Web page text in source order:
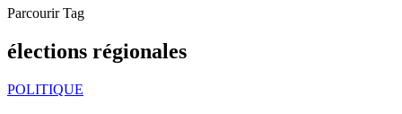
Parcourir Tag
élections régionales
POLITIQUE